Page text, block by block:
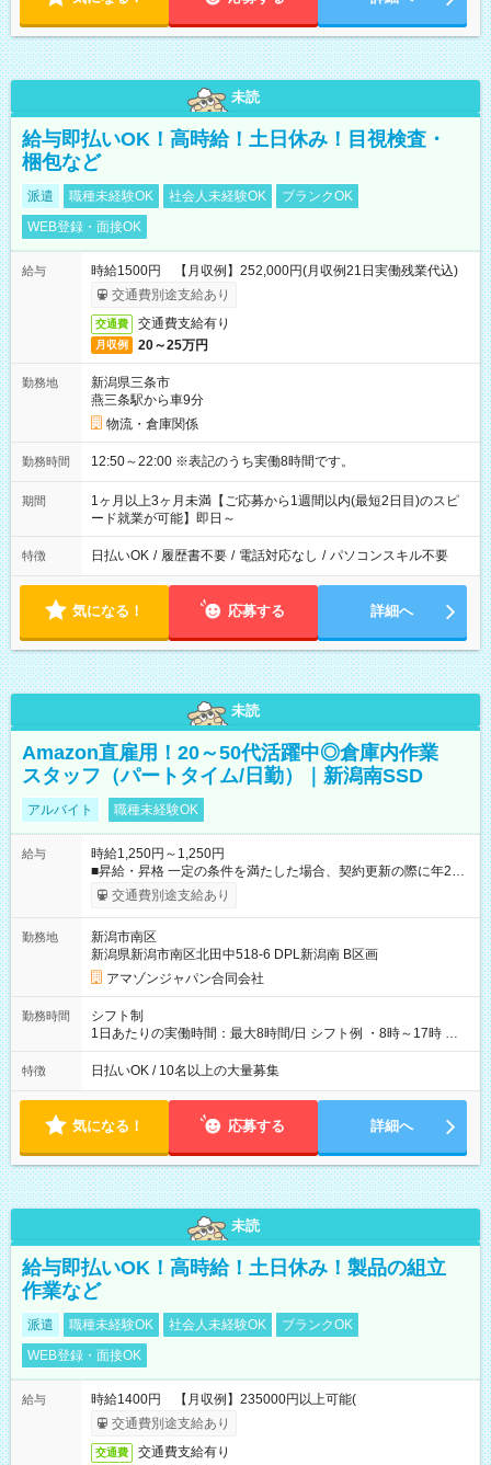
未読
給与即払いOK！高時給！土日休み！目視検査・
梱包など
派遣 職種未経験OK 社会人未経験OK
ブランクOK
WEB登録・面接OK
給与
時給1500円 【月収例】252,000円(月収例21日実働残業代込)
交通費別途支給あり
交通費 交通費支給有り
月収例 20～25万円
勤務地
新潟県三条市
燕三条駅から車9分
物流・倉庫関係
勤務時間 12:50～22:00 ※表記のうち実働8時間です。
期間
1ヶ月以上3ヶ月未満【ご応募から1週間以内(最短2日目)のスピ
ード就業が可能】即日～
特徴 日払いOK / 履歴書不要 / 電話対応なし / パソコンスキル不要
気になる！ 応募する 詳細へ
未読
Amazon直雇用！20～50代活躍中◎倉庫内作業
スタッフ（パートタイム/日勤）｜新潟南SSD
アルバイト 職種未経験OK
給与
時給1,250円～1,250円
■昇給・昇格 一定の条件を満たした場合、契約更新の際に年2回
まで昇給の機会があります。 ■正社員登用制度あり ※月末締/翌
月25日支払い ※時間外手当、別途支給 ※深夜割増賃金 (22:00～
☆Amazon直雇用で安定して働けます！ 【試用期間】試用期間
あり 試用期間の長さ：1週間 雇用形態、給与は本採用時と同じ
です。
交通費別途支給あり
勤務地
新潟市南区
新潟県新潟市南区北田中518-6 DPL新潟南 B区画
アマゾンジャパン合同会社
勤務時間
シフト制
1日あたりの実働時間：最大8時間/日 シフト例 ・8時～17時 ・
12時～21時
特徴 日払いOK / 10名以上の大量募集
気になる！ 応募する 詳細へ
未読
給与即払いOK！高時給！土日休み！製品の組立
作業など
派遣 職種未経験OK 社会人未経験OK
ブランクOK
WEB登録・面接OK
給与
時給1400円 【月収例】235000円以上可能(
交通費別途支給あり
交通費 交通費支給有り